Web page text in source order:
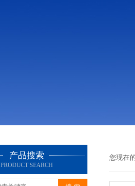
产品搜索
PRODUCT SEARCH
您现在